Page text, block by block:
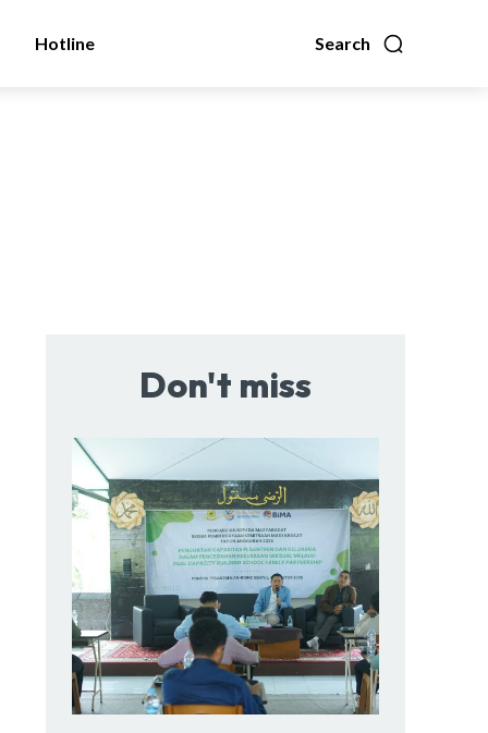
Search
Hotline
Don't miss